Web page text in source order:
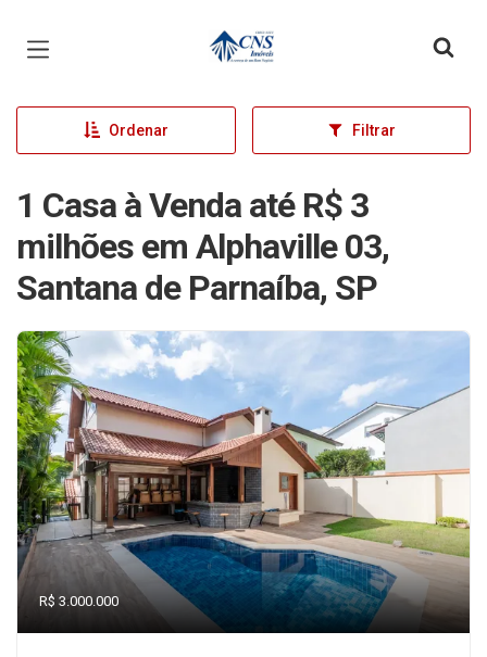
Página inicial
Ordenar Filtrar
1 Casa à Venda até R$ 3
milhões em Alphaville 03,
Santana de Parnaíba, SP
R$ 3.000.000